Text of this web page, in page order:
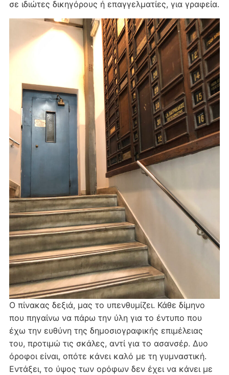
σε ιδιώτες δικηγόρους ή επαγγελματίες, για γραφεία.
Ο πίνακας δεξιά, μας το υπενθυμίζει. Κάθε δίμηνο
που πηγαίνω να πάρω την ύλη για το έντυπο που
έχω την ευθύνη της δημοσιογραφικής επιμέλειας
του, προτιμώ τις σκάλες, αντί για το ασανσέρ. Δυο
όροφοι είναι, οπότε κάνει καλό με τη γυμναστική.
Εντάξει, το ύψος των ορόφων δεν έχει να κάνει με